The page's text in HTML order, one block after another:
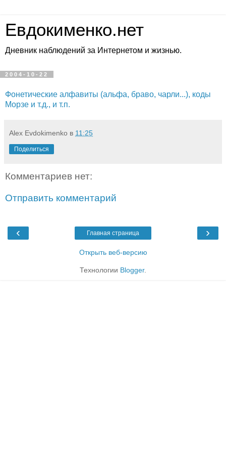
Евдокименко.нет
Дневник наблюдений за Интернетом и жизнью.
2004-10-22
Фонетические алфавиты (альфа, браво, чарли...), коды
Морзе и т.д., и т.п.
Alex Evdokimenko в 11:25
Поделиться
Комментариев нет:
Отправить комментарий
‹ ›
Главная страница
Открыть веб-версию
Технологии Blogger.